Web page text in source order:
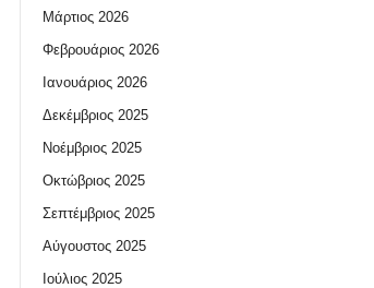
Μάρτιος 2026
Φεβρουάριος 2026
Ιανουάριος 2026
Δεκέμβριος 2025
Νοέμβριος 2025
Οκτώβριος 2025
Σεπτέμβριος 2025
Αύγουστος 2025
Ιούλιος 2025